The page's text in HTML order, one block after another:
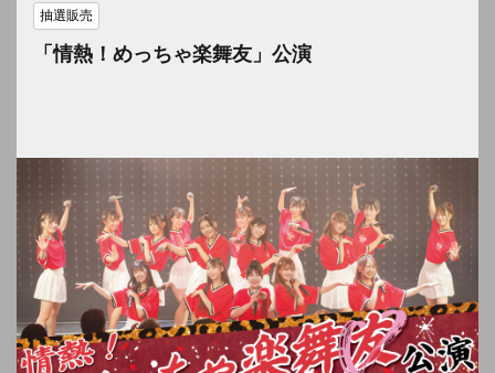
抽選販売
「情熱！めっちゃ楽舞友」公演